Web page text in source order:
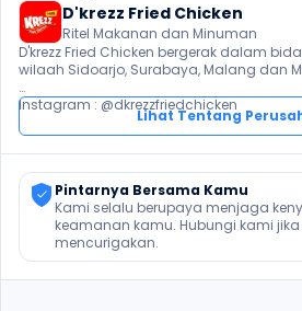
D'krezz Fried Chicken
Ritel Makanan dan Minuman
D'krezz Fried Chicken bergerak dalam
wilaah Sidoarjo, Surabaya, Malang dan
Instagram : @dkrezzfriedchicken
Lihat Tentang
Pintarnya Bersama Kamu
Kami selalu berupaya menjaga
keamanan kamu. Hubungi kami
mencurigakan.